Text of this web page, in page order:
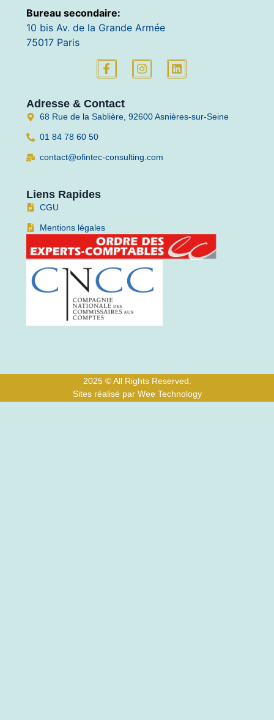
Bureau secondaire:
10 bis Av. de la Grande Armée
75017 Paris
Adresse & Contact
68 Rue de la Sablière, 92600 Asnières-sur-Seine
01 84 78 60 50
contact@ofintec-consulting.com
Liens Rapides
CGU
Mentions légales
2025 © All Rights Reserved.
Sites réalisé par Wee Technology